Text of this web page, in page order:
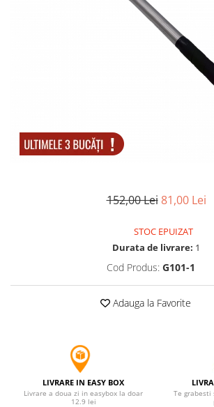
Bile metalice
SPORTURI DE ECHIPA152,00 Lei 81,00 Lei
STOC EPUIZAT
Durata de livrare: 1
Cod Produs: G101-1
Adauga la Favorite
LIVRARE IN EASY BOX
Livrare a doua zi in easybox la doar
12.9 lei
Te grabesti